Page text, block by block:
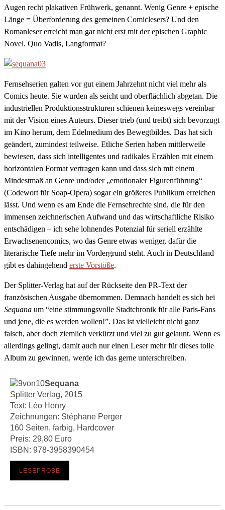
Augen recht plakativen Frühwerk, genannt. Wenig Genre + epische
Länge = Überforderung des gemeinen Comiclesers? Und den
Romanleser erreicht man gar nicht erst mit der epischen Graphic
Novel. Quo Vadis, Langformat?
Fernsehserien galten vor gut einem Jahrzehnt nicht viel mehr als
Comics heute. Sie wurden als seicht und oberflächlich abgetan. Die
industriellen Produktionsstrukturen schienen keineswegs vereinbar
mit der Vision eines Auteurs. Dieser trieb (und treibt) sich bevorzugt
im Kino herum, dem Edelmedium des Bewegtbildes. Das hat sich
geändert, zumindest teilweise. Etliche Serien haben mittlerweile
bewiesen, dass sich intelligentes und radikales Erzählen mit einem
horizontalen Format vertragen kann und dass sich mit einem
Mindestmaß an Genre und/oder „emotionaler Figurenführung“
(Codewort für Soap-Opera) sogar ein größeres Publikum erreichen
lässt. Und wenn es am Ende die Fernsehrechte sind, die für den
immensen zeichnerischen Aufwand und das wirtschaftliche Risiko
entschädigen – ich sehe lohnendes Potenzial für seriell erzählte
Erwachsenencomics, wo das Genre etwas weniger, dafür die
literarische Tiefe mehr im Vordergrund steht. Auch in Deutschland
gibt es dahingehend erste Vorstöße.
Der Splitter-Verlag hat auf der Rückseite den PR-Text der
französischen Ausgabe übernommen. Demnach handelt es sich bei
Sequana um “eine stimmungsvolle Stadtchronik für alle Paris-Fans
und jene, die es werden wollen!”. Das ist vielleicht nicht ganz
falsch, aber doch ziemlich verkürzt und viel zu gut gelaunt. Wenn es
allerdings gelingt, damit auch nur einen Leser mehr für dieses tolle
Album zu gewinnen, werde ich das gerne unterschreiben.
Sequana
Splitter Verlag, 2015
Text: Léo Henry
Zeichnungen: Stéphane Perger
160 Seiten, farbig, Hardcover
Preis: 29,80 Euro
ISBN: 978-3958390454
LESEPROBE